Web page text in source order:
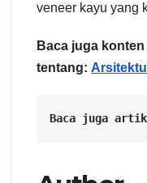
veneer kayu yang
Baca juga
tentang:
Baca juga